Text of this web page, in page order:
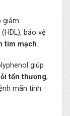
giảm
bảo vệ
tim mạch.
giúp
tổn thương,
mãn tính